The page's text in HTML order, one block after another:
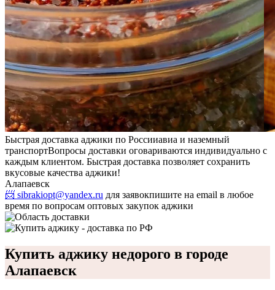
Быстрая доставка аджики по Россииавиа и наземный
транспортВопросы доставки оговариваются индивидуально с
каждым клиентом. Быстрая доставка позволяет сохранить
вкусовые качества аджики!
Алапаевск
📨 sibrakiopt@yandex.ru для заявокпишите на email в любое
время по вопросам оптовых закупок аджики
Купить аджику недорого в городе
Алапаевск